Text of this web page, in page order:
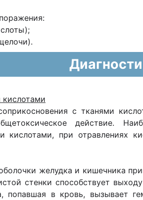
кислотами
с тканями
действие.
кислотами, при отравлениях
желудка и кишечника
стенки способствует
попавшая в кровь, вызывает